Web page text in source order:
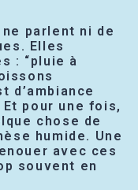
parlent ni de
Elles
: “pluie à
d’ambiance
pour une fois,
chose de
humide. Une
avec ces
souvent en